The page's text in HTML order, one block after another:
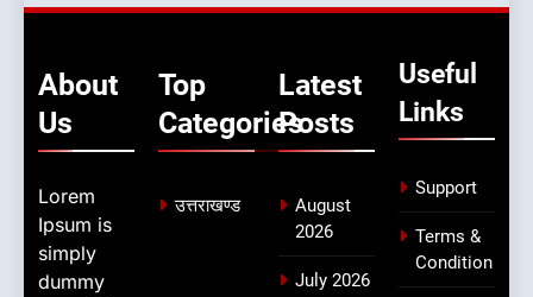
About
Us
Lorem
Ipsum is
simply
dummy
Top
Categories
उत्तराखण्ड
Latest
Posts
August
2026
July 2026
Useful
Links
Support
Terms &
Condition